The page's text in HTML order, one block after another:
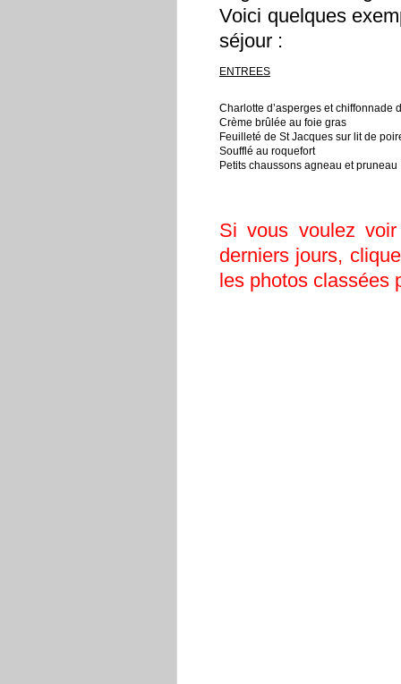
Voici quelques
séjour :
ENTREES
Charlotte d’asperges et chiffonnade
Crème brûlée au foie gras
Feuilleté de St Jacques sur lit de
Soufflé au roquefort
Petits chaussons agneau et pruneau
Si vous voulez
derniers jours,
les photos classées